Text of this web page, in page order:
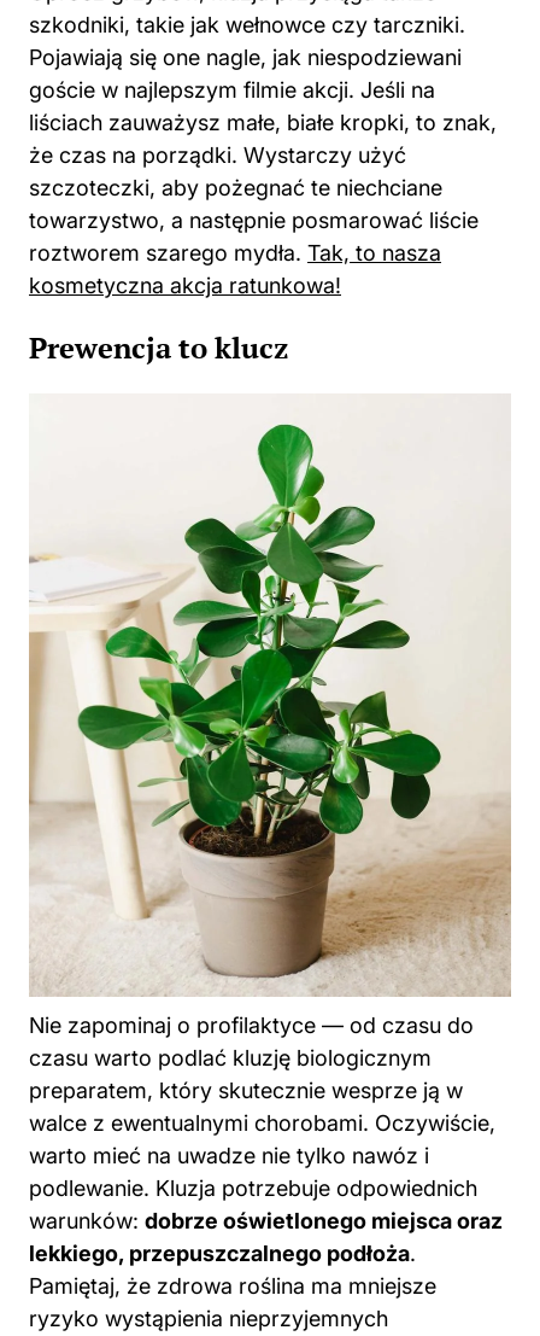
szkodniki, takie jak wełnowce czy tarczniki.
Pojawiają się one nagle, jak niespodziewani
goście w najlepszym filmie akcji. Jeśli na
liściach zauważysz małe, białe kropki, to znak,
że czas na porządki. Wystarczy użyć
szczoteczki, aby pożegnać te niechciane
towarzystwo, a następnie posmarować liście
roztworem szarego mydła. Tak, to nasza
kosmetyczna akcja ratunkowa!
Prewencja to klucz
Nie zapominaj o profilaktyce — od czasu do
czasu warto podlać kluzję biologicznym
preparatem, który skutecznie wesprze ją w
walce z ewentualnymi chorobami. Oczywiście,
warto mieć na uwadze nie tylko nawóz i
podlewanie. Kluzja potrzebuje odpowiednich
warunków: dobrze oświetlonego miejsca oraz
lekkiego, przepuszczalnego podłoża.
Pamiętaj, że zdrowa roślina ma mniejsze
ryzyko wystąpienia nieprzyjemnych